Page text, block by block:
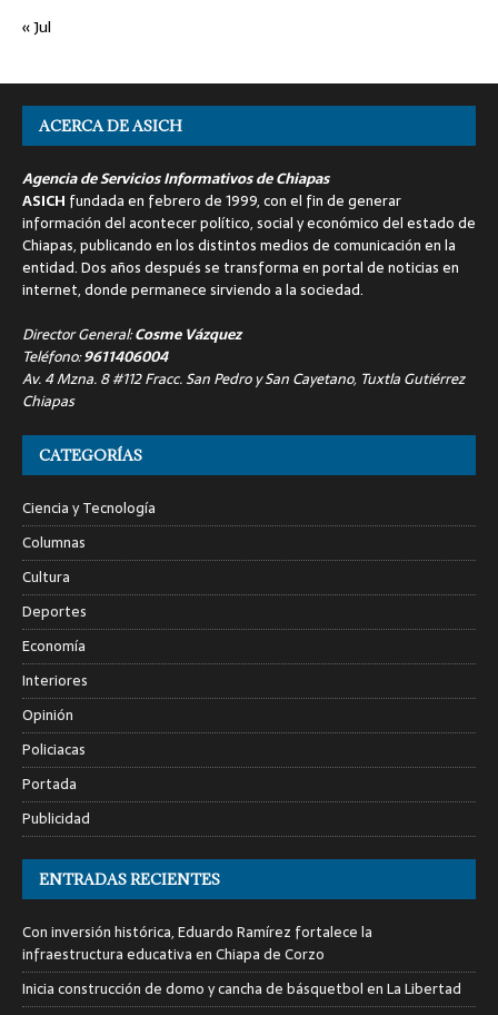
« Jul
ACERCA DE ASICH
Agencia de Servicios Informativos de Chiapas
ASICH fundada en febrero de 1999, con el fin de generar
información del acontecer político, social y económico del estado de
Chiapas, publicando en los distintos medios de comunicación en la
entidad. Dos años después se transforma en portal de noticias en
internet, donde permanece sirviendo a la sociedad.
Director General:Cosme Vázquez
Teléfono:9611406004
Av. 4 Mzna. 8 #112 Fracc. San Pedro y San Cayetano, Tuxtla Gutiérrez
Chiapas
CATEGORÍAS
Ciencia y Tecnología
Columnas
Cultura
Deportes
Economía
Interiores
Opinión
Policiacas
Portada
Publicidad
ENTRADAS RECIENTES
Con inversión histórica, Eduardo Ramírez fortalece la
infraestructura educativa en Chiapa de Corzo
Inicia construcción de domo y cancha de básquetbol en La Libertad